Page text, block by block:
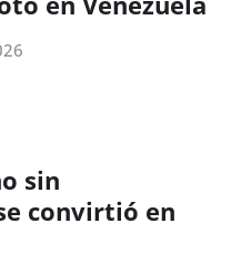
sin
convirtió en